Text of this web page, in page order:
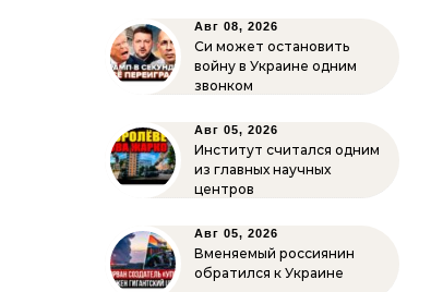
Авг 08, 2026
Си может остановить
войну в Украине одним
звонком
Авг 05, 2026
Институт считался одним
из главных научных
центров
Авг 05, 2026
Вменяемый россиянин
обратился к Украине